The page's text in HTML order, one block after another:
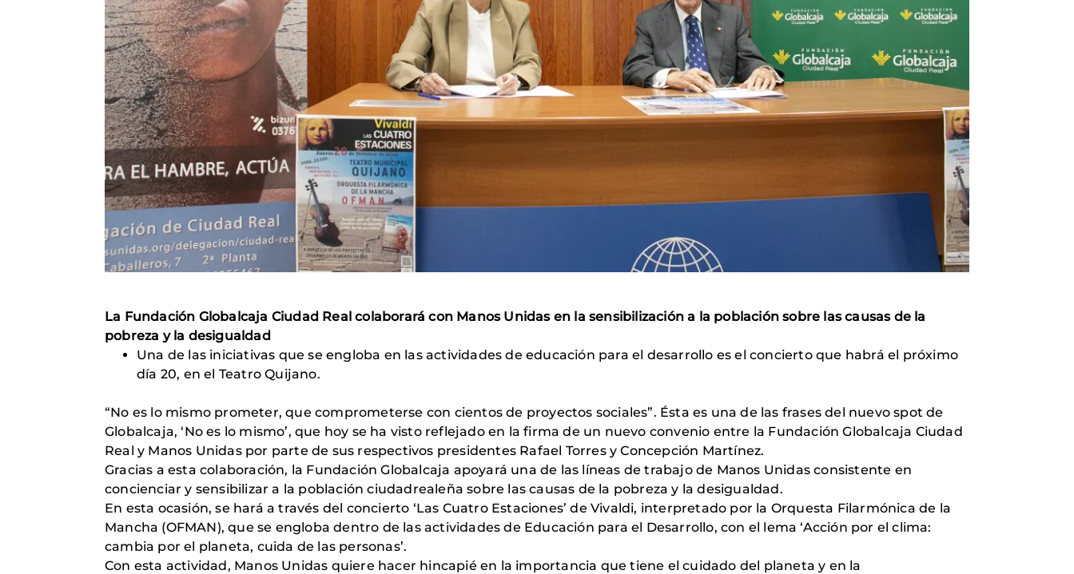
La Fundación Globalcaja Ciudad Real colaborará con Manos Unidas en la sensibilización a la población sobre las causas de la
pobreza y la desigualdad
Una de las iniciativas que se engloba en las actividades de educación para el desarrollo es el concierto que habrá el próximo
día 20, en el Teatro Quijano.
“No es lo mismo prometer, que comprometerse con cientos de proyectos sociales”. Ésta es una de las frases del nuevo spot de
Globalcaja, ‘No es lo mismo’, que hoy se ha visto reflejado en la firma de un nuevo convenio entre la Fundación Globalcaja Ciudad
Real y Manos Unidas por parte de sus respectivos presidentes Rafael Torres y Concepción Martínez.
Gracias a esta colaboración, la Fundación Globalcaja apoyará una de las líneas de trabajo de Manos Unidas consistente en
concienciar y sensibilizar a la población ciudadrealeña sobre las causas de la pobreza y la desigualdad.
En esta ocasión, se hará a través del concierto ‘Las Cuatro Estaciones’ de Vivaldi, interpretado por la Orquesta Filarmónica de la
Mancha (OFMAN), que se engloba dentro de las actividades de Educación para el Desarrollo, con el lema ‘Acción por el clima:
cambia por el planeta, cuida de las personas’.
Con esta actividad, Manos Unidas quiere hacer hincapié en la importancia que tiene el cuidado del planeta y en la